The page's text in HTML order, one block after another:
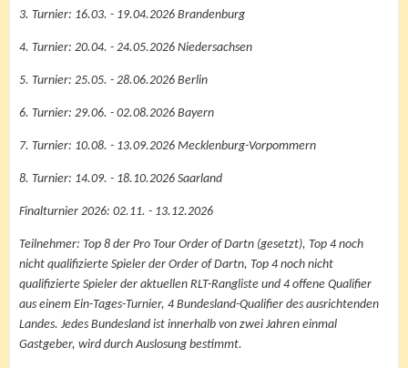
3. Turnier: 16.03. - 19.04.2026 Brandenburg
4. Turnier: 20.04. - 24.05.2026 Niedersachsen
5. Turnier: 25.05. - 28.06.2026 Berlin
6. Turnier: 29.06. - 02.08.2026 Bayern
7. Turnier: 10.08. - 13.09.2026 Mecklenburg-Vorpommern
8. Turnier: 14.09. - 18.10.2026 Saarland
Finalturnier 2026: 02.11. - 13.12.2026
Teilnehmer: Top 8 der Pro Tour Order of Dartn (gesetzt), Top 4 noch
nicht qualifizierte Spieler der Order of Dartn, Top 4 noch nicht
qualifizierte Spieler der aktuellen RLT-Rangliste und 4 offene Qualifier
aus einem Ein-Tages-Turnier, 4 Bundesland-Qualifier des ausrichtenden
Landes. Jedes Bundesland ist innerhalb von zwei Jahren einmal
Gastgeber, wird durch Auslosung bestimmt.